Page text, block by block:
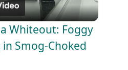
l
a
Whiteout: Foggy
Smog-Choked